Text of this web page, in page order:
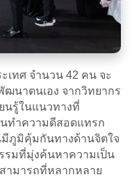
เทศ จำนวน 42 คน จะ
ฒนาตนเอง จากวิทยากร
นรู้ในแนวทางที่
ทำความดีสอดแทรก
มีภูมิคุ้มกันทางด้านจิตใจ
รมที่มุ่งค้นหาความเป็น
ามารถที่หลากหลาย